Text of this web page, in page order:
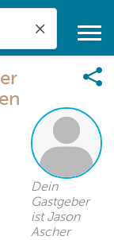
Dein
Gastgeber
ist Jason
Ascher